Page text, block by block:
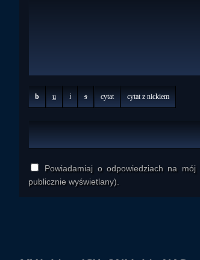
b u i s cytat cytat z nickiem
Powiadamiaj o odpowiedziach na
publicznie wyświetlany).